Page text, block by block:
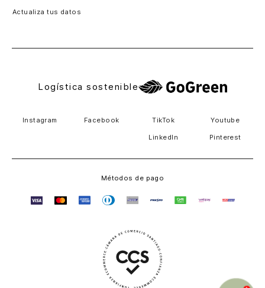
Actualiza tus datos
Logística sostenible
Instagram Facebook TikTok Youtube
LinkedIn Pinterest
Métodos de pago